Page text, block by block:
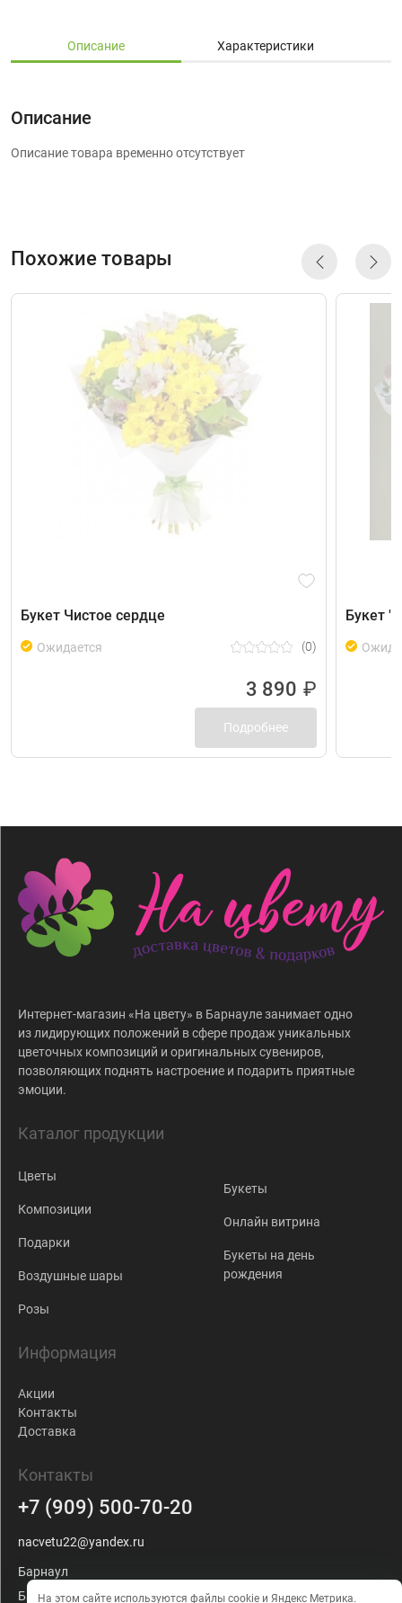
Описание Характеристики
Описание
Описание товара временно отсутствует
Похожие товары
Букет Чистое сердце
Ожидается (0)
3 890 ₽
Подробнее
Букет
Интернет-магазин «На цвету» в Барнауле занимает одно
из лидирующих положений в сфере продаж уникальных
цветочных композиций и оригинальных сувениров,
позволяющих поднять настроение и подарить приятные
эмоции.
Каталог продукции
Цветы
Композиции
Подарки
Воздушные шары
Розы
Букеты
Онлайн витрина
Букеты на день
рождения
Информация
Акции
Контакты
Доставка
Контакты
+7 (909) 500-70-20
nacvetu22@yandex.ru
Барнаул
Балтийская, 103
На этом сайте используются файлы cookie и Яндекс Метрика.